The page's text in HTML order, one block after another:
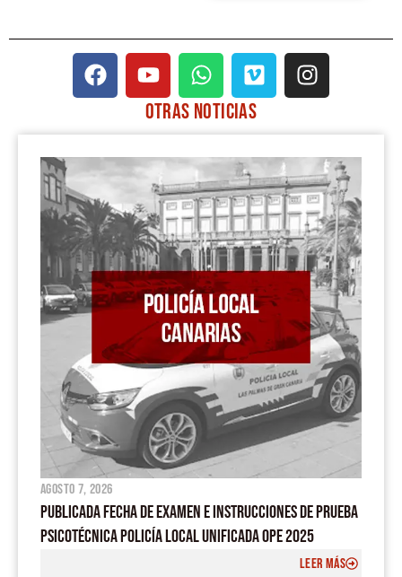
F
a
e
b
o
o
k
Y
o
u
t
u
b
e
W
h
a
t
s
a
p
p
V
i
m
e
o
I
n
t
a
g
r
a
m
OTRAS NOTICIAS
agosto 7, 2026
PUBLICADA FECHA DE EXAMEN E INSTRUCCIONES DE PRUEBA
PSICOTÉCNICA POLICÍA LOCAL UNIFICADA OPE 2025
LEER MÁS
PÁGINAPÁGINA
PÁGINA
PÁGINA
PÁGINA